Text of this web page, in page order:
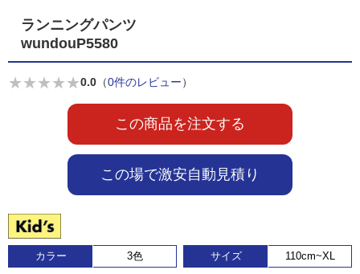
ランニングパンツ
wundouP5580
★ ★ ★ ★ ★0.0 （0件のレビュー）
この商品を注文する
この場で激安自動見積り
カラー 3色 サイズ 110cm~XL